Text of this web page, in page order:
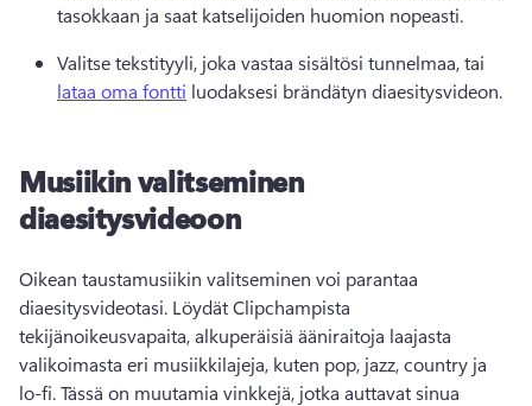
tasokkaan ja saat katselijoiden huomion nopeasti.
Valitse tekstityyli, joka vastaa sisältösi tunnelmaa, tai
lataa oma fontti luodaksesi brändätyn diaesitysvideon.
Musiikin valitseminen
diaesitysvideoon
Oikean taustamusiikin valitseminen voi parantaa
diaesitysvideotasi. Löydät Clipchampista
tekijänoikeusvapaita, alkuperäisiä ääniraitoja laajasta
valikoimasta eri musiikkilajeja, kuten pop, jazz, country ja
lo-fi. Tässä on muutamia vinkkejä, jotka auttavat sinua